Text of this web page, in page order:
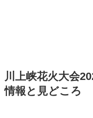
川上峡花火大会
情報と見どころ